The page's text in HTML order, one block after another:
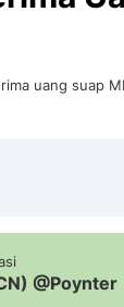
uang suap
@Poynter